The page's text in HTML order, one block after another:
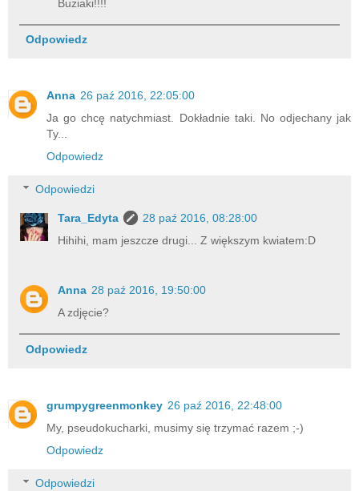
Buziaki!!!!
Odpowiedz
Anna 26 paź 2016, 22:05:00
Ja go chcę natychmiast. Dokładnie taki. No odjechany jak
Ty...
Odpowiedz
Odpowiedzi
Tara_Edyta
28 paź 2016, 08:28:00
Hihihi, mam jeszcze drugi... Z większym kwiatem:D
Anna 28 paź 2016, 19:50:00
A zdjęcie?
Odpowiedz
grumpygreenmonkey 26 paź 2016, 22:48:00
My, pseudokucharki, musimy się trzymać razem ;-)
Odpowiedz
Odpowiedzi